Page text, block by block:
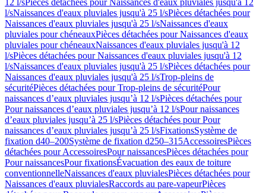
12 l/sPièces détachées pour Naissances d'eaux pluviales jusqu'à 12
l/sNaissances d'eaux pluviales jusqu'à 25 l/sPièces détachées pour
Naissances d'eaux pluviales jusqu'à 25 l/sNaissances d'eaux
pluviales pour chéneauxPièces détachées pour Naissances d'eaux
pluviales pour chéneauxNaissances d'eaux pluviales jusqu'à 12
l/sPièces détachées pour Naissances d'eaux pluviales jusqu'à 12
l/sNaissances d'eaux pluviales jusqu'à 25 l/sPièces détachées pour
Naissances d'eaux pluviales jusqu'à 25 l/sTrop-pleins de
sécuritéPièces détachées pour Trop-pleins de sécuritéPour
naissances d’eaux pluviales jusqu’à 12 l/sPièces détachées pour
Pour naissances d’eaux pluviales jusqu’à 12 l/sPour naissances
d’eaux pluviales jusqu’à 25 l/sPièces détachées pour Pour
naissances d’eaux pluviales jusqu’à 25 l/sFixationsSystème de
fixation d40–200Système de fixation d250–315AccessoiresPièces
détachées pour AccessoiresPour naissancesPièces détachées pour
Pour naissancesPour fixationsÉvacuation des eaux de toiture
conventionnelleNaissances d'eaux pluvialesPièces détachées pour
Naissances d'eaux pluvialesRaccords au pare-vapeurPièces